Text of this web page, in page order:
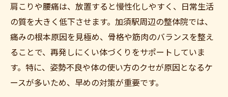
肩こりや腰痛は、放置すると慢性化しやすく、日常生活
の質を大きく低下させます。加須駅周辺の整体院では、
痛みの根本原因を見極め、骨格や筋肉のバランスを整え
ることで、再発しにくい体づくりをサポートしていま
す。特に、姿勢不良や体の使い方のクセが原因となるケ
ースが多いため、早めの対策が重要です。